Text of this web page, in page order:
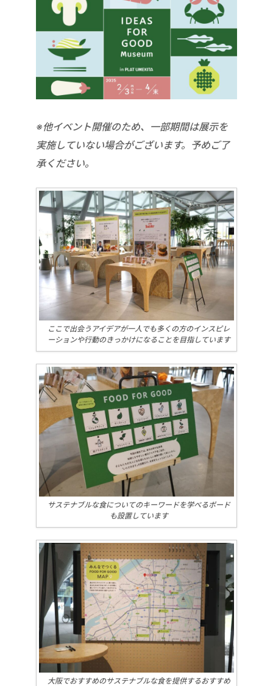
※他イベント開催のため、一部期間は展示を
実施していない場合がございます。予めご了
承ください。
ここで出会うアイデアが一人でも多くの方のインスピレ
ーションや行動のきっかけになることを目指しています
サステナブルな食についてのキーワードを学べるボード
も設置しています
大阪でおすすめのサステナブルな食を提供するおすすめ